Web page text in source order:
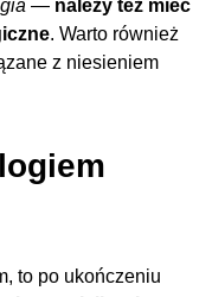
— należy też mieć
. Warto również
z niesieniem
to po ukończeniu